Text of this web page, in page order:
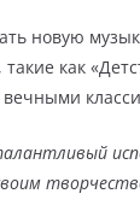
новую
как